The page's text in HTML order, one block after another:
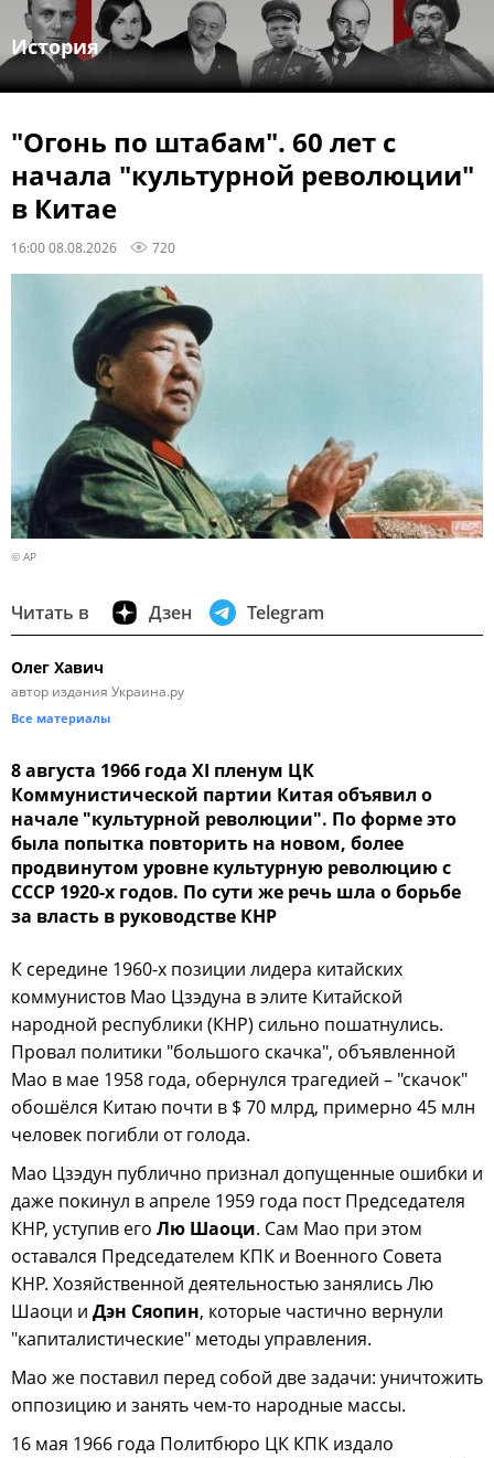
История
"Огонь по штабам". 60 лет с
начала "культурной революции"
в Китае
16:00 08.08.2026 720
© AP
Читать в Дзен Telegram
Олег Хавич
автор издания Украина.ру
Все материалы
8 августа 1966 года XI пленум ЦК
Коммунистической партии Китая объявил о
начале "культурной революции". По форме это
была попытка повторить на новом, более
продвинутом уровне культурную революцию с
СССР 1920-х годов. По сути же речь шла о борьбе
за власть в руководстве КНР
К середине 1960-х позиции лидера китайских
коммунистов Мао Цзэдуна в элите Китайской
народной республики (КНР) сильно пошатнулись.
Провал политики "большого скачка", объявленной
Мао в мае 1958 года, обернулся трагедией – "скачок"
обошёлся Китаю почти в $ 70 млрд, примерно 45 млн
человек погибли от голода.
Мао Цзэдун публично признал допущенные ошибки и
даже покинул в апреле 1959 года пост Председателя
КНР, уступив его Лю Шаоци. Сам Мао при этом
оставался Председателем КПК и Военного Совета
КНР. Хозяйственной деятельностью занялись Лю
Шаоци и Дэн Сяопин, которые частично вернули
"капиталистические" методы управления.
Мао же поставил перед собой две задачи: уничтожить
оппозицию и занять чем-то народные массы.
16 мая 1966 года Политбюро ЦК КПК издало